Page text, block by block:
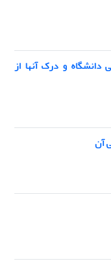
دانشگاه و درک آنها از
آن